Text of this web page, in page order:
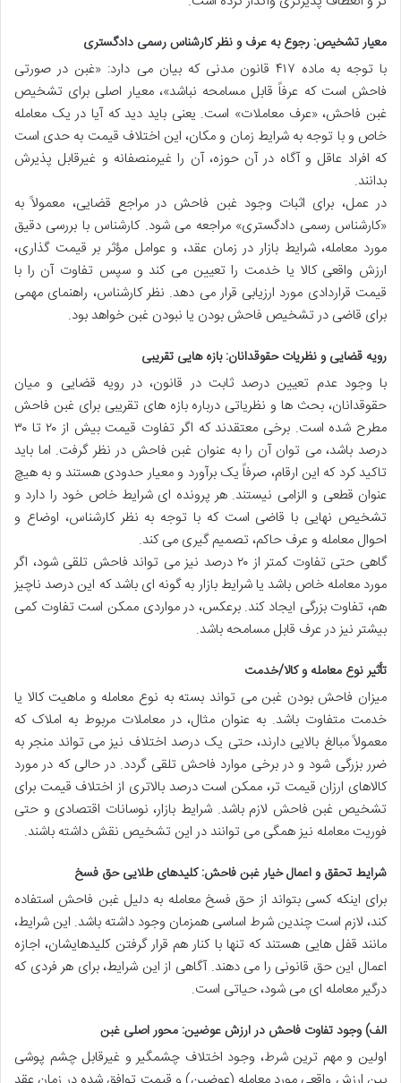
معیار تشخیص: رجوع به عرف و نظر کارشناس رسمی دادگستری
با توجه به ماده ۴۱۷ قانون مدنی که بیان می دارد: «غبن در صورتی
فاحش است که عرفاً قابل مسامحه نباشد»، معیار اصلی برای تشخیص
غبن فاحش، «عرف معاملات» است. یعنی باید دید که آیا در یک معامله
خاص و با توجه به شرایط زمان و مکان، این اختلاف قیمت به حدی است
که افراد عاقل و آگاه در آن حوزه، آن را غیرمنصفانه و غیرقابل پذیرش
بدانند.
در عمل، برای اثبات وجود غبن فاحش در مراجع قضایی، معمولاً به
«کارشناس رسمی دادگستری» مراجعه می شود. کارشناس با بررسی دقیق
مورد معامله، شرایط بازار در زمان عقد، و عوامل مؤثر بر قیمت گذاری،
ارزش واقعی کالا یا خدمت را تعیین می کند و سپس تفاوت آن را با
قیمت قراردادی مورد ارزیابی قرار می دهد. نظر کارشناس، راهنمای مهمی
برای قاضی در تشخیص فاحش بودن یا نبودن غبن خواهد بود.
رویه قضایی و نظریات حقوقدانان: بازه هایی تقریبی
با وجود عدم تعیین درصد ثابت در قانون، در رویه قضایی و میان
حقوقدانان، بحث ها و نظریاتی درباره بازه های تقریبی برای غبن فاحش
مطرح شده است. برخی معتقدند که اگر تفاوت قیمت بیش از ۲۰ تا ۳۰
درصد باشد، می توان آن را به عنوان غبن فاحش در نظر گرفت. اما باید
تاکید کرد که این ارقام، صرفاً یک برآورد و معیار حدودی هستند و به هیچ
عنوان قطعی و الزامی نیستند. هر پرونده ای شرایط خاص خود را دارد و
تشخیص نهایی با قاضی است که با توجه به نظر کارشناس، اوضاع و
احوال معامله و عرف حاکم، تصمیم گیری می کند.
گاهی حتی تفاوت کمتر از ۲۰ درصد نیز می تواند فاحش تلقی شود، اگر
مورد معامله خاص باشد یا شرایط بازار به گونه ای باشد که این درصد ناچیز
هم، تفاوت بزرگی ایجاد کند. برعکس، در مواردی ممکن است تفاوت کمی
بیشتر نیز در عرف قابل مسامحه باشد.
تأثیر نوع معامله و کالا/خدمت
میزان فاحش بودن غبن می تواند بسته به نوع معامله و ماهیت کالا یا
خدمت متفاوت باشد. به عنوان مثال، در معاملات مربوط به املاک که
معمولاً مبالغ بالایی دارند، حتی یک درصد اختلاف نیز می تواند منجر به
ضرر بزرگی شود و در برخی موارد فاحش تلقی گردد. در حالی که در مورد
کالاهای ارزان قیمت تر، ممکن است درصد بالاتری از اختلاف قیمت برای
تشخیص غبن فاحش لازم باشد. شرایط بازار، نوسانات اقتصادی و حتی
فوریت معامله نیز همگی می توانند در این تشخیص نقش داشته باشند.
شرایط تحقق و اعمال خیار غبن فاحش: کلیدهای طلایی حق فسخ
برای اینکه کسی بتواند از حق فسخ معامله به دلیل غبن فاحش استفاده
کند، لازم است چندین شرط اساسی همزمان وجود داشته باشد. این شرایط،
مانند قفل هایی هستند که تنها با کنار هم قرار گرفتن کلیدهایشان، اجازه
اعمال این حق قانونی را می دهند. آگاهی از این شرایط، برای هر فردی که
درگیر معامله ای می شود، حیاتی است.
الف) وجود تفاوت فاحش در ارزش عوضین: محور اصلی غبن
اولین و مهم ترین شرط، وجود اختلاف چشمگیر و غیرقابل چشم پوشی